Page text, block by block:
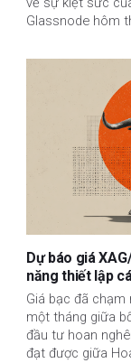
Glassnode hôm
Dự báo giá
năng thiết lập
Giá bạc đã
một tháng giữa
đầu tư hoan
đạt được giữa